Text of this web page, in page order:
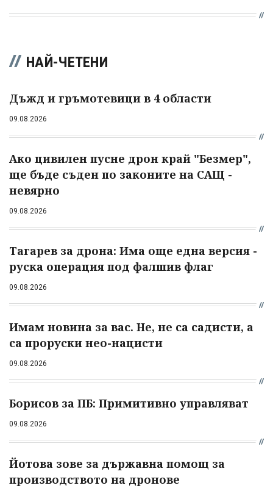
НАЙ-ЧЕТЕНИ
Дъжд и гръмотевици в 4 области
09.08.2026
Ако цивилен пусне дрон край "Безмер",
ще бъде съден по законите на САЩ -
невярно
09.08.2026
Тагарев за дрона: Има още една версия -
руска операция под фалшив флаг
09.08.2026
Имам новина за вас. Не, не са садисти, а
са проруски нео-нацисти
09.08.2026
Борисов за ПБ: Примитивно управляват
09.08.2026
Йотова зове за държавна помощ за
производството на дронове